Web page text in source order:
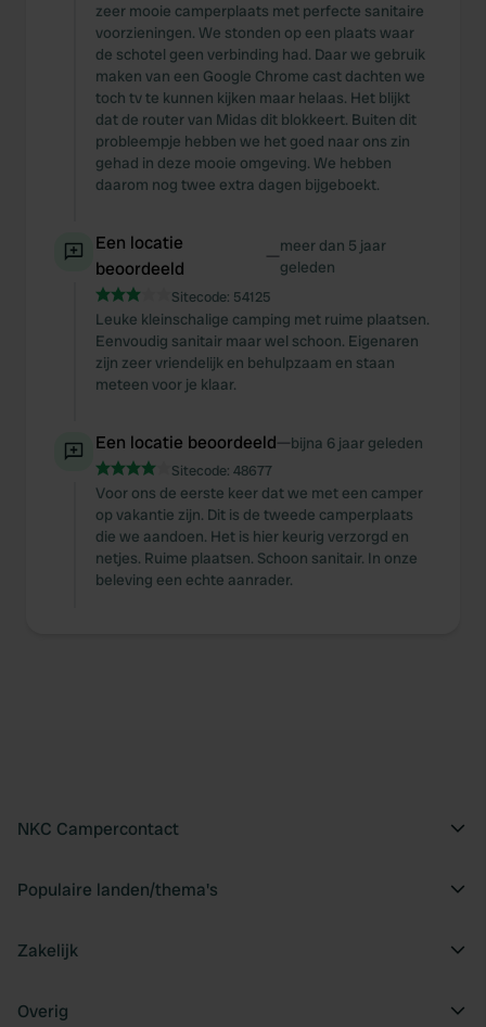
zeer mooie camperplaats met perfecte sanitaire
voorzieningen. We stonden op een plaats waar
de schotel geen verbinding had. Daar we gebruik
maken van een Google Chrome cast dachten we
toch tv te kunnen kijken maar helaas. Het blijkt
dat de router van Midas dit blokkeert. Buiten dit
probleempje hebben we het goed naar ons zin
gehad in deze mooie omgeving. We hebben
daarom nog twee extra dagen bijgeboekt.
Een locatie
beoordeeld
—meer dan 5 jaar
geleden
Sitecode: 54125
Leuke kleinschalige camping met ruime plaatsen.
Eenvoudig sanitair maar wel schoon. Eigenaren
zijn zeer vriendelijk en behulpzaam en staan
meteen voor je klaar.
Een locatie beoordeeld—bijna 6 jaar geleden
Sitecode: 48677
Voor ons de eerste keer dat we met een camper
op vakantie zijn. Dit is de tweede camperplaats
die we aandoen. Het is hier keurig verzorgd en
netjes. Ruime plaatsen. Schoon sanitair. In onze
beleving een echte aanrader.
NKC Campercontact
Populaire landen/thema's
Zakelijk
Overig